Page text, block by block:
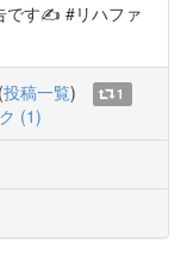
です✍️ #リハファ
(投稿一覧)
1
(1)